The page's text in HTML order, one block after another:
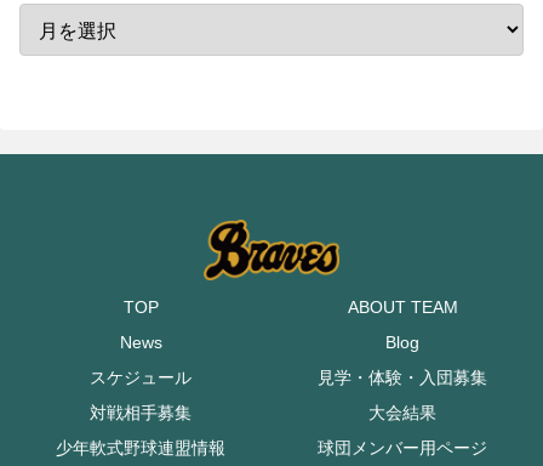
TOP
ABOUT TEAM
News
Blog
スケジュール
見学・体験・入団募集
対戦相手募集
大会結果
少年軟式野球連盟情報
球団メンバー用ページ